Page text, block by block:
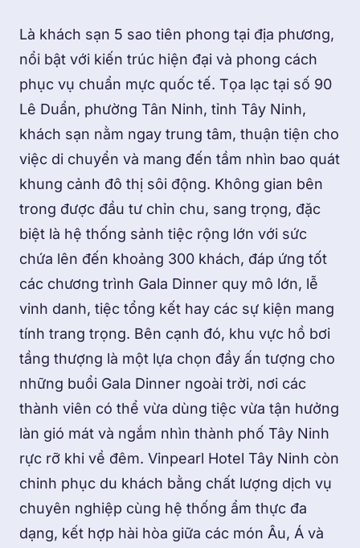
Là khách sạn 5 sao tiên phong tại địa phương,
nổi bật với kiến trúc hiện đại và phong cách
phục vụ chuẩn mực quốc tế. Tọa lạc tại số 90
Lê Duẩn, phường Tân Ninh, tỉnh Tây Ninh,
khách sạn nằm ngay trung tâm, thuận tiện cho
việc di chuyển và mang đến tầm nhìn bao quát
khung cảnh đô thị sôi động. Không gian bên
trong được đầu tư chỉn chu, sang trọng, đặc
biệt là hệ thống sảnh tiệc rộng lớn với sức
chứa lên đến khoảng 300 khách, đáp ứng tốt
các chương trình Gala Dinner quy mô lớn, lễ
vinh danh, tiệc tổng kết hay các sự kiện mang
tính trang trọng. Bên cạnh đó, khu vực hồ bơi
tầng thượng là một lựa chọn đầy ấn tượng cho
những buổi Gala Dinner ngoài trời, nơi các
thành viên có thể vừa dùng tiệc vừa tận hưởng
làn gió mát và ngắm nhìn thành phố Tây Ninh
rực rỡ khi về đêm. Vinpearl Hotel Tây Ninh còn
chinh phục du khách bằng chất lượng dịch vụ
chuyên nghiệp cùng hệ thống ẩm thực đa
dạng, kết hợp hài hòa giữa các món Âu, Á và